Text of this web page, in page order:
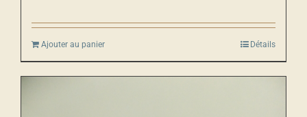
Ajouter au panier Détails